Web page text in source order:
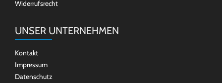
Widerrufsrecht
UNSER UNTERNEHMEN
Kontakt
Impressum
Datenschutz